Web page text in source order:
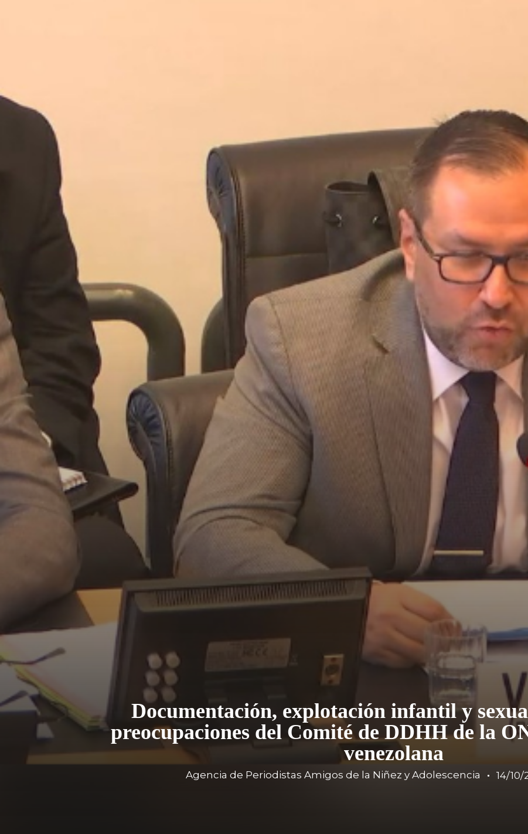
Documentación, explotación infantil y
preocupaciones del Comité de DDHH de la
venezolana
Agencia de Periodistas Amigos de la Niñez y Adolescencia 14/10/